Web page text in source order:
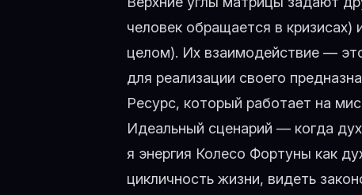
человек обращается в кризисах)
целом). Их взаимодействие —
для реализации своего
Ресурс, который работает на
Идеальный сценарий — когда
я энергия Колесо Фортуны как
цикличность жизни, видеть